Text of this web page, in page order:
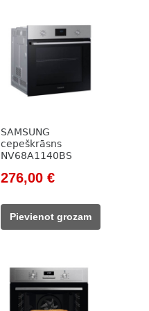
SAMSUNG
cepeškrāsns
NV68A1140BS
Original
was:
449,00 €.
276,00 €Current
276,00 €.
Pievienot grozam